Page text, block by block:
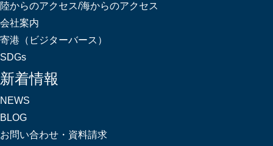
陸からのアクセス/海からのアクセス
会社案内
寄港（ビジターバース）
SDGs
新着情報
NEWS
BLOG
お問い合わせ・資料請求